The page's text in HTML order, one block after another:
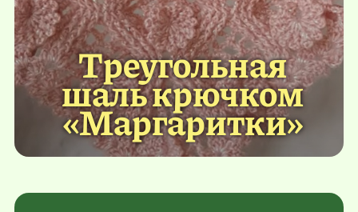
Треугольная
шаль крючком
«Маргаритки»